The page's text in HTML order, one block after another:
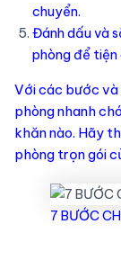
chuyển.
Đánh dấu và
phòng để tiện
Với các bước và
phòng nhanh
khăn nào. Hãy
phòng trọn gói
7 BƯỚC